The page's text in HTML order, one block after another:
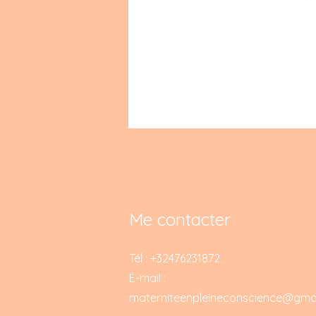
Me contacter
Tél : +32476231872
E-mail :